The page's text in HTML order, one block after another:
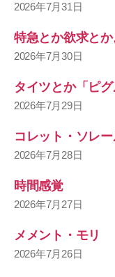
2026年7月31日
特急とか欲求とか
2026年7月30日
タイツとか「ピグ
2026年7月29日
コレット・ソレー
2026年7月28日
時間感覚
2026年7月27日
メメント・モリ
2026年7月26日